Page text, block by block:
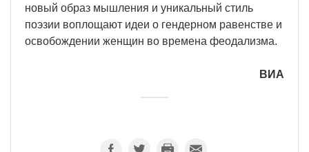
новый образ мышления и уникальный стиль
поэзии воплощают идеи о гендерном равенстве и
освобождении женщин во времена феодализма.
ВИА